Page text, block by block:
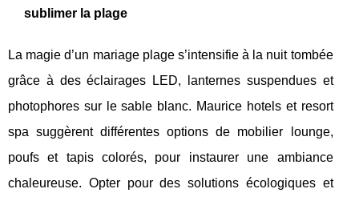
sublimer la plage
La magie d’un mariage plage s’intensifie à la nuit tombée
grâce à des éclairages LED, lanternes suspendues et
photophores sur le sable blanc. Maurice hotels et resort
spa suggèrent différentes options de mobilier lounge,
poufs et tapis colorés, pour instaurer une ambiance
chaleureuse. Opter pour des solutions écologiques et